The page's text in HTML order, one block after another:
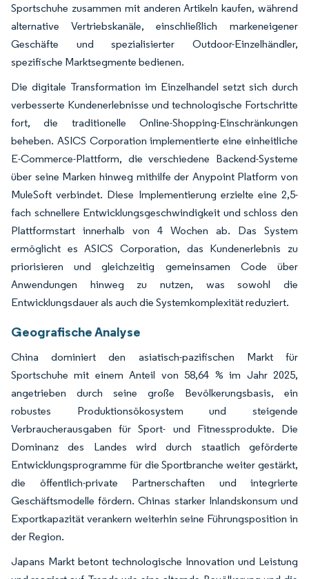
Sportschuhe zusammen mit anderen Artikeln kaufen, während
alternative Vertriebskanäle, einschließlich markeneigener
Geschäfte und spezialisierter Outdoor-Einzelhändler,
spezifische Marktsegmente bedienen.
Die digitale Transformation im Einzelhandel setzt sich durch
verbesserte Kundenerlebnisse und technologische Fortschritte
fort, die traditionelle Online-Shopping-Einschränkungen
beheben. ASICS Corporation implementierte eine einheitliche
E-Commerce-Plattform, die verschiedene Backend-Systeme
über seine Marken hinweg mithilfe der Anypoint Platform von
MuleSoft verbindet. Diese Implementierung erzielte eine 2,5-
fach schnellere Entwicklungsgeschwindigkeit und schloss den
Plattformstart innerhalb von 4 Wochen ab. Das System
ermöglicht es ASICS Corporation, das Kundenerlebnis zu
priorisieren und gleichzeitig gemeinsamen Code über
Anwendungen hinweg zu nutzen, was sowohl die
Entwicklungsdauer als auch die Systemkomplexität reduziert.
Geografische Analyse
China dominiert den asiatisch-pazifischen Markt für
Sportschuhe mit einem Anteil von 58,64 % im Jahr 2025,
angetrieben durch seine große Bevölkerungsbasis, ein
robustes Produktionsökosystem und steigende
Verbraucherausgaben für Sport- und Fitnessprodukte. Die
Dominanz des Landes wird durch staatlich geförderte
Entwicklungsprogramme für die Sportbranche weiter gestärkt,
die öffentlich-private Partnerschaften und integrierte
Geschäftsmodelle fördern. Chinas starker Inlandskonsum und
Exportkapazität verankern weiterhin seine Führungsposition in
der Region.
Japans Markt betont technologische Innovation und Leistung